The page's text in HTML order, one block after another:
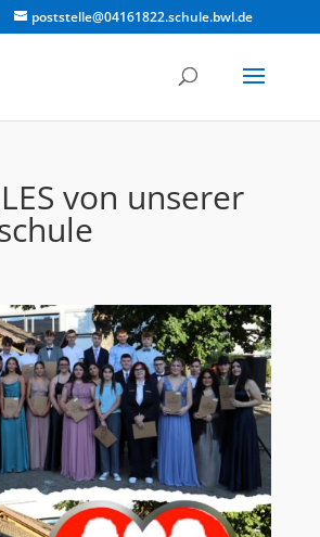
poststelle@04161822.schule.bwl.de
von unserer